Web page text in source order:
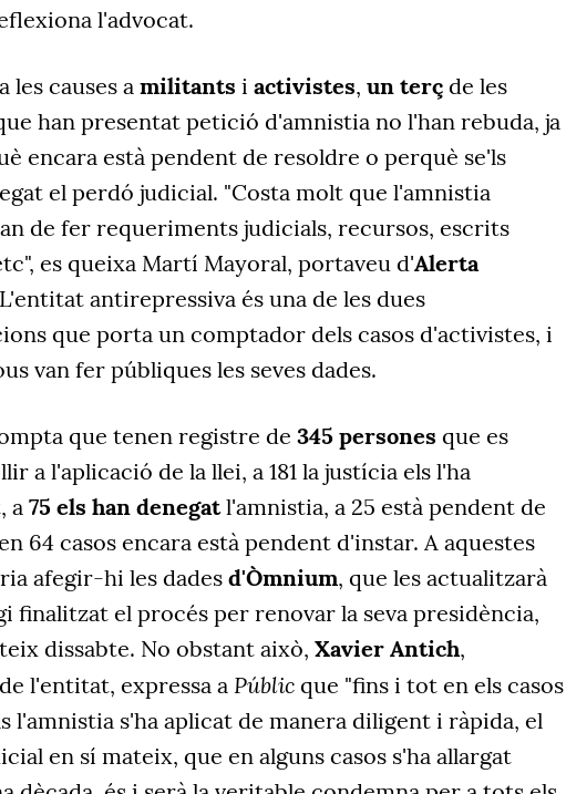
l'advocat.
les causes amilitants i activistes, un terç de les
han presentat petició d'amnistia no l'han rebuda, ja
encara està pendent de resoldre o perquè se'ls
el perdó judicial. "Costa molt que l'amnistia
de fer requeriments judicials, recursos, escrits
es queixa Martí Mayoral, portaveu d'Alerta
antirepressiva és una de les dues
que porta un comptador dels casos d'activistes, i
van fer públiques les seves dades.
que tenen registre de 345 persones que es
a l'aplicació de la llei, a 181 la justícia els l'ha
a75 els han denegatl'amnistia, a 25 està pendent de
64 casos encara està pendent d'instar. A aquestes
afegir-hi les dades d'Òmnium, que les actualitzarà
finalitzat el procés per renovar la seva presidència,
dissabte. No obstant això, Xavier Antich,
l'entitat, expressa a Públic que "fins i tot en els casos
l'amnistia s'ha aplicat de manera diligent i ràpida, el
en sí mateix, que en alguns casos s'ha allargat